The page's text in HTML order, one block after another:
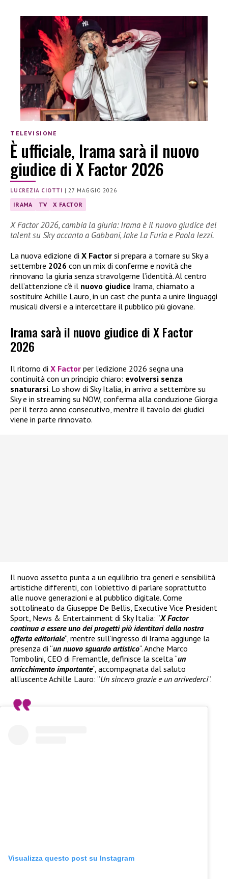
TELEVISIONE
È ufficiale, Irama sarà il nuovo
giudice di X Factor 2026
LUCREZIA CIOTTI |27 MAGGIO 2026
IRAMA TV X FACTOR
X Factor 2026, cambia la giuria: Irama è il nuovo giudice del
talent su Sky accanto a Gabbani, Jake La Furia e Paola Iezzi.
La nuova edizione di X Factor si prepara a tornare su Sky a
settembre 2026 con un mix di conferme e novità che
rinnovano la giuria senza stravolgerne l’identità. Al centro
dell’attenzione c’è il nuovo giudice Irama, chiamato a
sostituire Achille Lauro, in un cast che punta a unire linguaggi
musicali diversi e a intercettare il pubblico più giovane.
Irama sarà il nuovo giudice di X Factor
2026
Il ritorno di X Factor per l’edizione 2026 segna una
continuità con un principio chiaro: evolversi senza
snaturarsi. Lo show di Sky Italia, in arrivo a settembre su
Sky e in streaming su NOW, conferma alla conduzione Giorgia
per il terzo anno consecutivo, mentre il tavolo dei giudici
viene in parte rinnovato.
Il nuovo assetto punta a un equilibrio tra generi e sensibilità
artistiche differenti, con l’obiettivo di parlare soprattutto
alle nuove generazioni e al pubblico digitale. Come
sottolineato da Giuseppe De Bellis, Executive Vice President
Sport, News & Entertainment di Sky Italia: “X Factor
continua a essere uno dei progetti più identitari della nostra
offerta editoriale“, mentre sull’ingresso di Irama aggiunge la
presenza di “un nuovo sguardo artistico“. Anche Marco
Tombolini, CEO di Fremantle, definisce la scelta “un
arricchimento importante“, accompagnata dal saluto
all’uscente Achille Lauro: “Un sincero grazie e un arrivederci“.
Visualizza questo post su Instagram